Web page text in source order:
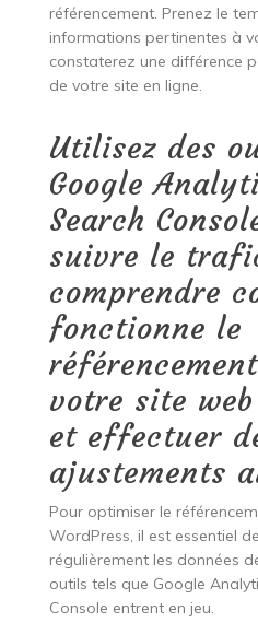
référencement. Prenez le
informations pertinentes à
constaterez une différence
de votre site en ligne.
Utilisez des
Google
Search
suivre le
comprendre
fonctionne le
votre site
et effectuer
ajustements
Pour optimiser le
WordPress, il est essentiel
régulièrement les données
outils tels que Google
Console entrent en jeu.